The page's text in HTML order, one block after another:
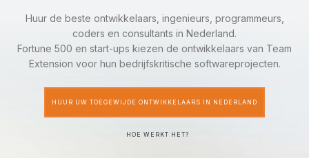
Huur de beste ontwikkelaars, ingenieurs, programmeurs,
coders en consultants in Nederland.
Fortune 500 en start-ups kiezen de ontwikkelaars van Team
Extension voor hun bedrijfskritische softwareprojecten.
HUUR UW TOEGEWIJDE ONTWIKKELAARS IN NEDERLAND
HOE WERKT HET?